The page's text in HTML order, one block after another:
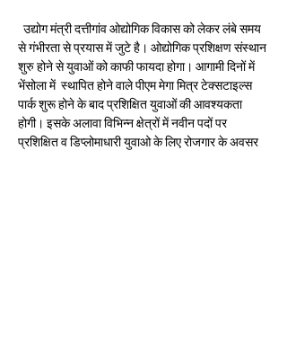
से गंभीरता से प्रयास में जुटे है। ओद्योगिक प्रशिक्षण संस्थान
शुरु होने से युवाओं को काफी फायदा होगा। आगामी दिनों में
भेंसोला में  स्थापित होने वाले पीएम मेगा मित्र टेक्सटाइल्स
पार्क शुरू होने के बाद प्रशिक्षित युवाओं की आवश्यकता
होगी। इसके अलावा विभिन्न क्षेत्रों में नवीन पदों पर
प्रशिक्षित व डिप्लोमाधारी युवाओ के लिए रोजगार के अवसर